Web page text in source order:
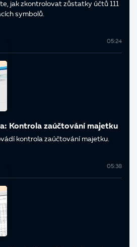
jak zkontrolovat zůstatky účtů 111
symbolů.
05:24
Kontrola zaúčtování majetku
kontrola zaúčtování majetku.
05:38